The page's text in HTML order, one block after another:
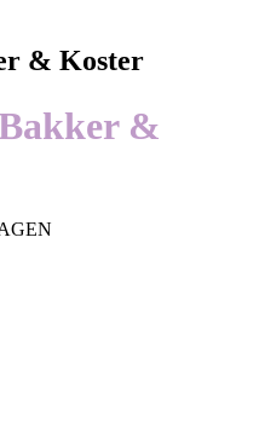
& Koster
&